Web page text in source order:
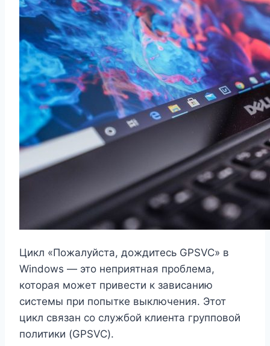
Цикл «Пожалуйста, дождитесь GPSVC» в
Windows — это неприятная проблема,
которая может привести к зависанию
системы при попытке выключения. Этот
цикл связан со службой клиента групповой
политики (GPSVC).